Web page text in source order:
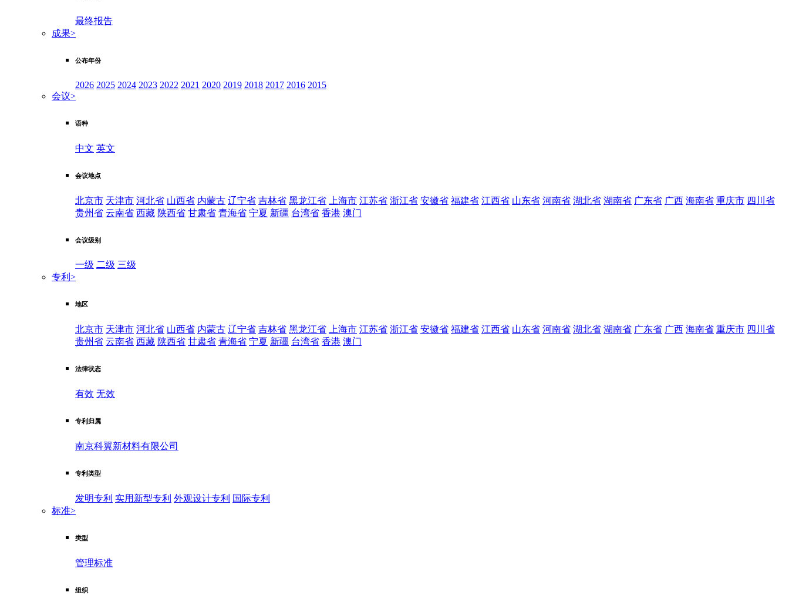
最终报告
成果>
公布年份
2026 2025 2024 2023 2022 2021 2020 2019 2018 2017 2016 2015
会议>
语种
中文 英文
会议地点
北京市 天津市 河北省 山西省 内蒙古 辽宁省 吉林省 黑龙江省 上海市 江苏省 浙江省 安徽省 福建省 江西省 山东省 河南省 湖北省 湖南省 广东省 广西 海南省 重庆市 四川省
贵州省 云南省 西藏 陕西省 甘肃省 青海省 宁夏 新疆 台湾省 香港 澳门
会议级别
一级 二级 三级
专利 >
地区
北京市 天津市 河北省 山西省 内蒙古 辽宁省 吉林省 黑龙江省 上海市 江苏省 浙江省 安徽省 福建省 江西省 山东省 河南省 湖北省 湖南省 广东省 广西 海南省 重庆市 四川省
贵州省 云南省 西藏 陕西省 甘肃省 青海省 宁夏 新疆 台湾省 香港 澳门
法律状态
有效 无效
专利归属
南京科翼新材料有限公司
专利类型
发明专利 实用新型专利 外观设计专利 国际专利
标准>
类型
管理标准
组织